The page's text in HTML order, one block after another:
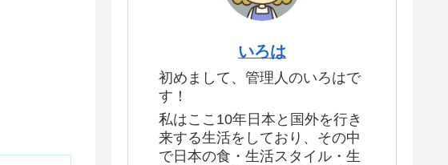
いろは
初めまして、管理人のいろはで
す！
私はここ10年日本と国外を行き
来する生活をしており、その中
で日本の食・生活スタイル・生